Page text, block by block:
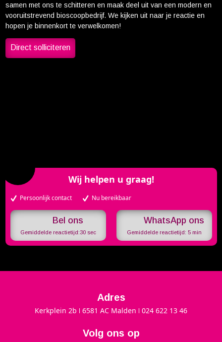
samen met ons te schitteren en maak deel uit van een modern en
vooruitstrevend bioscoopbedrijf. We kijken uit naar je reactie en
hopen je binnenkort te verwelkomen!
Direct solliciteren
Wij helpen u graag!
Persoonlijk contact Nu bereikbaar
Gemiddelde reactietijd:30 sec
WhatsApp ons
Gemiddelde reactietijd: 5 min
Adres
Kerkplein 2b 6581 AC Malden 024 622 13 46
Volg ons op